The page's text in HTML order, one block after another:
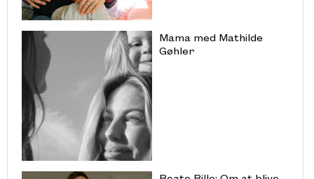
Mama med Mathilde
Gøhler